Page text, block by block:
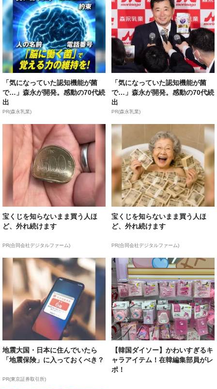
「気になっていた認知機能が菌
で…」森永が開発。感動の70代続
出
PR(森永乳業)
「気になっていた認知機能が菌
で…」森永が開発。感動の70代続
出
PR(森永乳業)
宝くじを知らないまま買う人ほ
ど、外れ続けます
PR(合同会社デジタルファーム)
宝くじを知らないまま買う人ほ
ど、外れ続けます
PR(合同会社デジタルファーム)
地震大国・日本に住んでいたら
「地震保険」に入っておくべき？
PR(東京証券取引所)
【韓国ダイソー】かわいすぎるキ
ャラアイテム！在韓編集部員がレ
ポ！